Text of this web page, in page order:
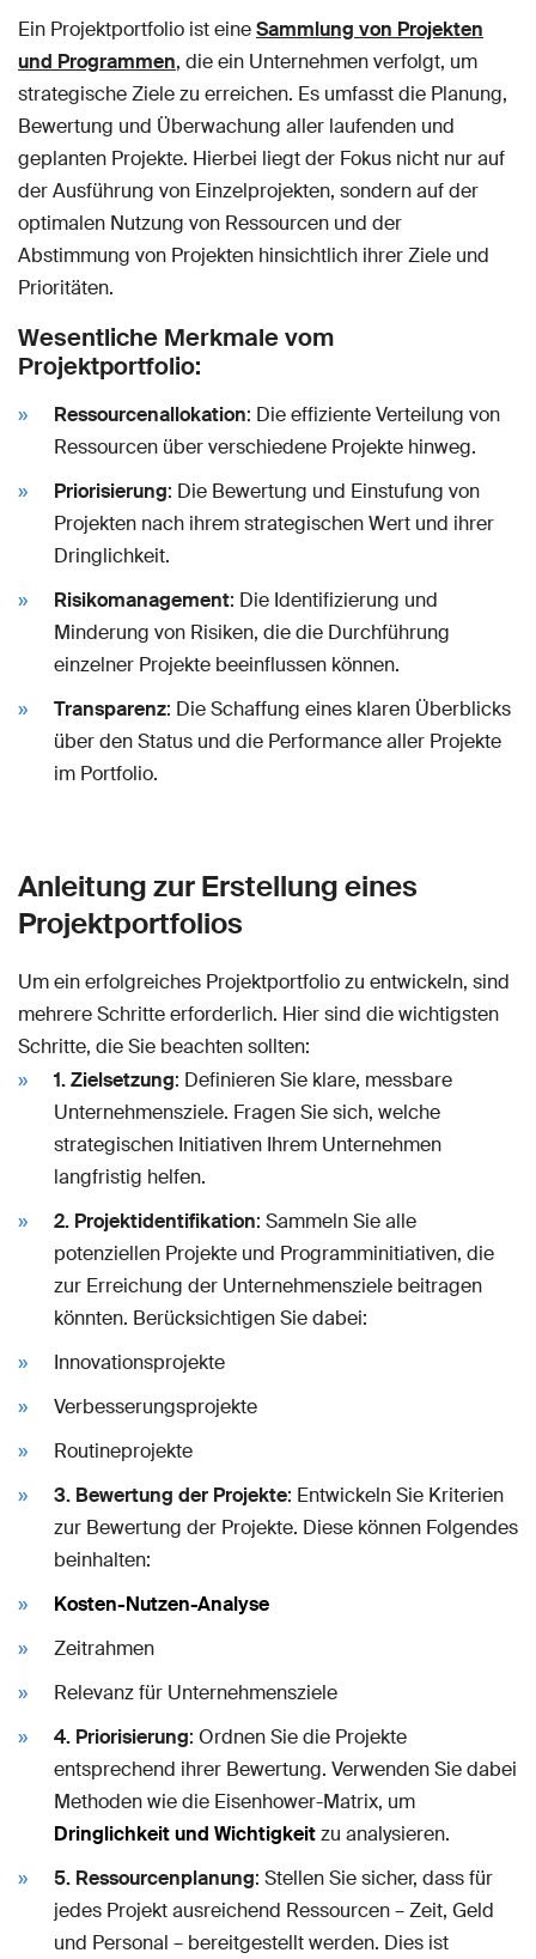
Ein Projektportfolio ist eineSammlung von Projekten
und Programmen, die ein Unternehmen verfolgt, um
strategische Ziele zu erreichen. Es umfasst die Planung,
Bewertung und Überwachung aller laufenden und
geplanten Projekte. Hierbei liegt der Fokus nicht nur auf
der Ausführung von Einzelprojekten, sondern auf der
optimalen Nutzung von Ressourcen und der
Abstimmung von Projekten hinsichtlich ihrer Ziele und
Prioritäten.
Wesentliche Merkmale vom
Projektportfolio:
Ressourcenallokation: Die effiziente Verteilung von
Ressourcen über verschiedene Projekte hinweg.
Priorisierung: Die Bewertung und Einstufung von
Projekten nach ihrem strategischen Wert und ihrer
Dringlichkeit.
Risikomanagement: Die Identifizierung und
Minderung von Risiken, die die Durchführung
einzelner Projekte beeinflussen können.
Transparenz: Die Schaffung eines klaren Überblicks
über den Status und die Performance aller Projekte
im Portfolio.
Anleitung zur Erstellung eines
Projektportfolios
Um ein erfolgreiches Projektportfolio zu entwickeln, sind
mehrere Schritte erforderlich. Hier sind die wichtigsten
Schritte, die Sie beachten sollten:
1. Zielsetzung: Definieren Sie klare, messbare
Unternehmensziele. Fragen Sie sich, welche
strategischen Initiativen Ihrem Unternehmen
langfristig helfen.
2. Projektidentifikation: Sammeln Sie alle
potenziellen Projekte und Programminitiativen, die
zur Erreichung der Unternehmensziele beitragen
könnten. Berücksichtigen Sie dabei:
Innovationsprojekte
Verbesserungsprojekte
Routineprojekte
3. Bewertung der Projekte: Entwickeln Sie Kriterien
zur Bewertung der Projekte. Diese können Folgendes
beinhalten:
Kosten-Nutzen-Analyse
Zeitrahmen
Relevanz für Unternehmensziele
4. Priorisierung: Ordnen Sie die Projekte
entsprechend ihrer Bewertung. Verwenden Sie dabei
Methoden wie die Eisenhower-Matrix, um
Dringlichkeit und Wichtigkeitzu analysieren.
5. Ressourcenplanung: Stellen Sie sicher, dass für
jedes Projekt ausreichend Ressourcen – Zeit, Geld
und Personal – bereitgestellt werden. Dies ist